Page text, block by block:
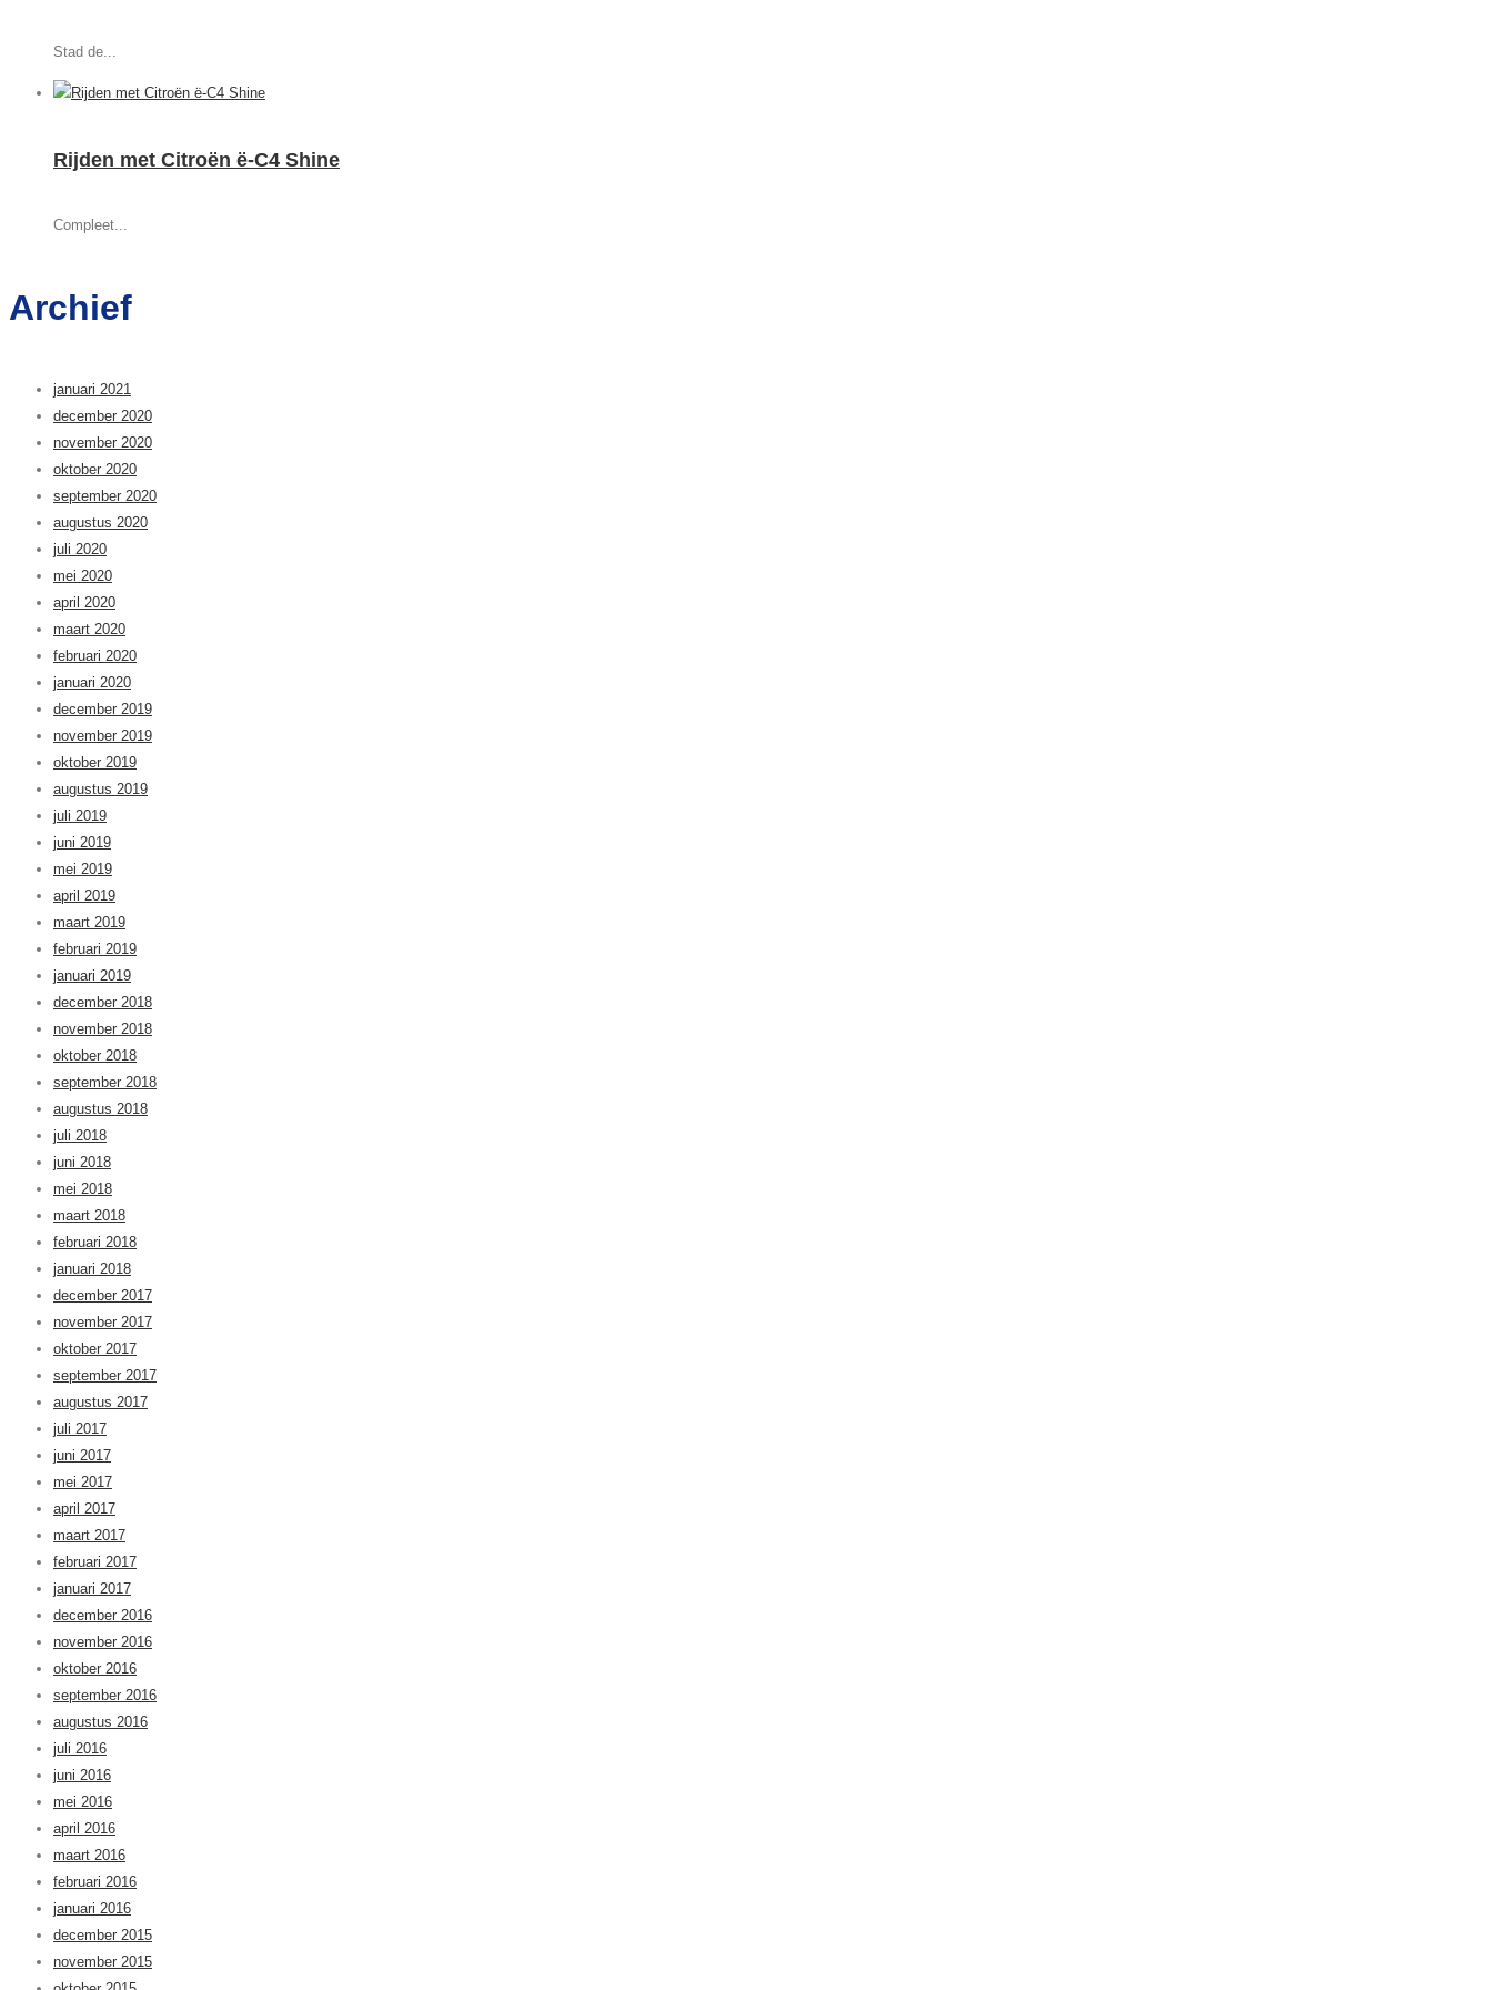
Stad de...
Rijden met Citroën ë-C4 Shine
Compleet...
Archief
januari 2021
december 2020
november 2020
oktober 2020
september 2020
augustus 2020
juli 2020
mei 2020
april 2020
maart 2020
februari 2020
januari 2020
december 2019
november 2019
oktober 2019
augustus 2019
juli 2019
juni 2019
mei 2019
april 2019
maart 2019
februari 2019
januari 2019
december 2018
november 2018
oktober 2018
september 2018
augustus 2018
juli 2018
juni 2018
mei 2018
maart 2018
februari 2018
januari 2018
december 2017
november 2017
oktober 2017
september 2017
augustus 2017
juli 2017
juni 2017
mei 2017
april 2017
maart 2017
februari 2017
januari 2017
december 2016
november 2016
oktober 2016
september 2016
augustus 2016
juli 2016
juni 2016
mei 2016
april 2016
maart 2016
februari 2016
januari 2016
december 2015
november 2015